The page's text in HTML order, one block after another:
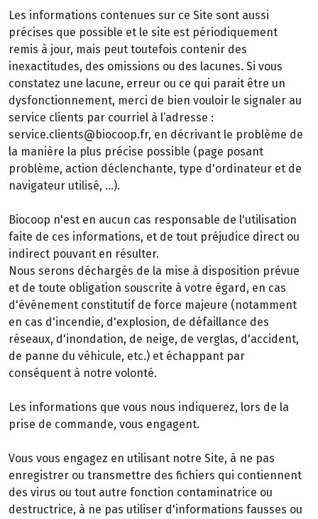
Les informations contenues sur ce Site sont aussi
précises que possible et le site est périodiquement
remis à jour, mais peut toutefois contenir des
inexactitudes, des omissions ou des lacunes. Si vous
constatez une lacune, erreur ou ce qui parait être un
dysfonctionnement, merci de bien vouloir le signaler au
service clients par courriel à l’adresse :
service.clients@biocoop.fr, en décrivant le problème de
la manière la plus précise possible (page posant
problème, action déclenchante, type d'ordinateur et de
navigateur utilisé, …).
Biocoop n'est en aucun cas responsable de l'utilisation
faite de ces informations, et de tout préjudice direct ou
indirect pouvant en résulter.
Nous serons déchargés de la mise à disposition prévue
et de toute obligation souscrite à votre égard, en cas
d'événement constitutif de force majeure (notamment
en cas d'incendie, d'explosion, de défaillance des
réseaux, d'inondation, de neige, de verglas, d'accident,
de panne du véhicule, etc.) et échappant par
conséquent à notre volonté.
Les informations que vous nous indiquerez, lors de la
prise de commande, vous engagent.
Vous vous engagez en utilisant notre Site, à ne pas
enregistrer ou transmettre des fichiers qui contiennent
des virus ou tout autre fonction contaminatrice ou
destructrice, à ne pas utiliser d'informations fausses ou